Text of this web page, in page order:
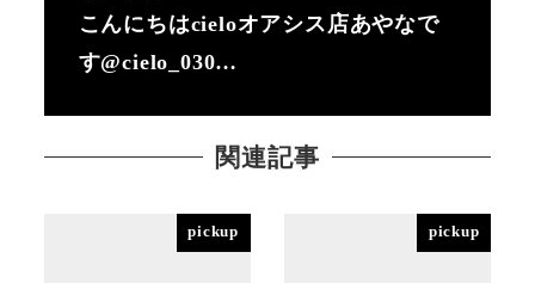
こんにちはcieloオアシス店あやなで
す@cielo_030…
関連記事
pickup pickup